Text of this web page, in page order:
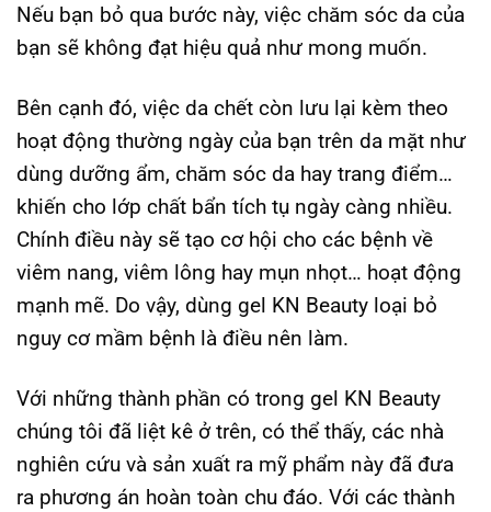
Nếu bạn bỏ qua bước này, việc chăm sóc da của
bạn sẽ không đạt hiệu quả như mong muốn.
Bên cạnh đó, việc da chết còn lưu lại kèm theo
hoạt động thường ngày của bạn trên da mặt như
dùng dưỡng ẩm, chăm sóc da hay trang điểm…
khiến cho lớp chất bẩn tích tụ ngày càng nhiều.
Chính điều này sẽ tạo cơ hội cho các bệnh về
viêm nang, viêm lông hay mụn nhọt… hoạt động
mạnh mẽ. Do vậy, dùng gel KN Beauty loại bỏ
nguy cơ mầm bệnh là điều nên làm.
Với những thành phần có trong gel KN Beauty
chúng tôi đã liệt kê ở trên, có thể thấy, các nhà
nghiên cứu và sản xuất ra mỹ phẩm này đã đưa
ra phương án hoàn toàn chu đáo. Với các thành